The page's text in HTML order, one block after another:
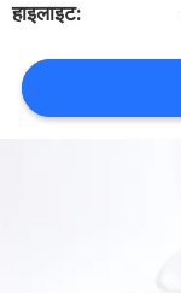
समाचार
मामलों
हाइलाइट: